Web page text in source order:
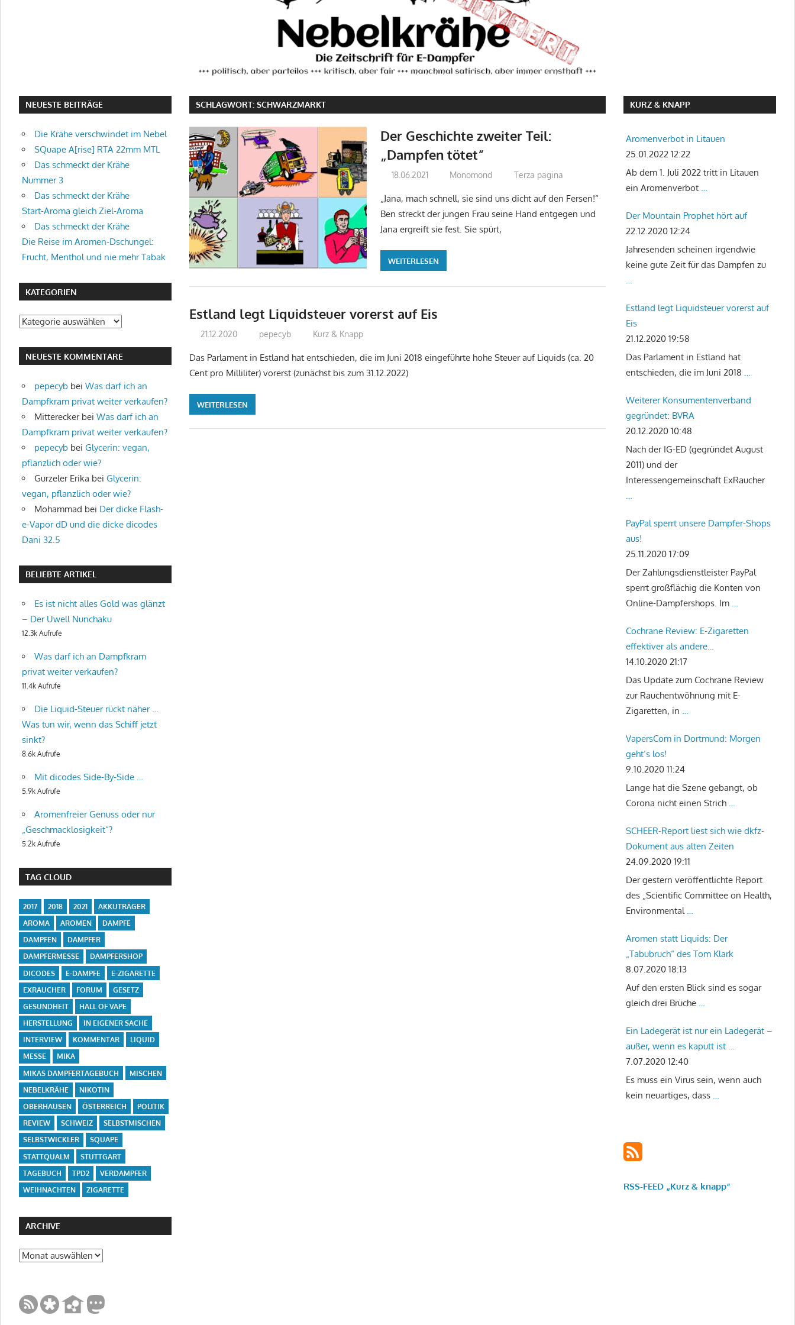
SCHLAGWORT:SCHWARZMARKT
Der Geschichte zweiter Teil:
„Dampfen tötet“
18.06.2021 Monomond Terza pagina
„Jana, mach schnell, sie sind uns dicht auf den Fersen!“
Ben streckt der jungen Frau seine Hand entgegen und
Jana ergreift sie fest. Sie spürt,
WEITERLESEN
Estland legt Liquidsteuer vorerst auf Eis
21.12.2020 pepecyb Kurz & Knapp
Das Parlament in Estland hat entschieden, die im Juni 2018 eingeführte hohe Steuer auf Liquids (ca. 20
Cent pro Milliliter) vorerst (zunächst bis zum 31.12.2022)
WEITERLESEN
NEUESTE BEITRÄGE
Die Krähe verschwindet im Nebel
SQuape A[rise] RTA 22mm MTL
Das schmeckt der Krähe
Nummer 3
Das schmeckt der Krähe
Start-Aroma gleich Ziel-Aroma
Das schmeckt der Krähe
Die Reise im Aromen-Dschungel:
Frucht, Menthol und nie mehr Tabak
KATEGORIEN
Kategorien
NEUESTE KOMMENTARE
pepecybbei Was darf ich an
Dampfkram privat weiter verkaufen?
Mittereckerbei Was darf ich an
Dampfkram privat weiter verkaufen?
pepecybbei Glycerin: vegan,
pflanzlich oder wie?
Gurzeler Erika bei Glycerin:
vegan, pflanzlich oder wie?
Mohammad bei Der dicke Flash-
e-Vapor dD und die dicke dicodes
Dani 32.5
BELIEBTE ARTIKEL
Es ist nicht alles Gold was glänzt
– Der Uwell Nunchaku
12.3k Aufrufe
Was darf ich an Dampfkram
privat weiter verkaufen?
11.4k Aufrufe
Die Liquid-Steuer rückt näher …
Was tun wir, wenn das Schiff jetzt
sinkt?
8.6k Aufrufe
Mit dicodes Side-By-Side …
5.9k Aufrufe
Aromenfreier Genuss oder nur
„Geschmacklosigkeit“?
5.2k Aufrufe
TAG CLOUD
2017 2018 2021
AKKUTRÄGER
AROMA
AROMEN
DAMPFE
DAMPFEN
DAMPFER
DAMPFERMESSE
DAMPFERSHOP
DICODES
E-DAMPFE
E-ZIGARETTE
EXRAUCHER
FORUM
GESETZ
GESUNDHEIT
HALL OF VAPE
HERSTELLUNG
IN EIGENER SACHE
INTERVIEW
KOMMENTAR
LIQUID
MESSE
MIKA
MIKAS DAMPFERTAGEBUCH
MISCHEN
NEBELKRÄHE
NIKOTIN
OBERHAUSEN
ÖSTERREICH
POLITIK
REVIEW
SCHWEIZ
SELBSTMISCHEN
SELBSTWICKLER
SQUAPE
STATTQUALM
STUTTGART
TAGEBUCH
TPD2
VERDAMPFER
WEIHNACHTEN
ZIGARETTE
ARCHIVE
Archive
KURZ & KNAPP
Aromenverbot in Litauen
25.01.2022 12:22
Ab dem 1. Juli 2022 tritt in Litauen
ein Aromenverbot …
Der Mountain Prophet hört auf
22.12.2020 12:24
Jahresenden scheinen irgendwie
keine gute Zeit für das Dampfen zu
…
Estland legt Liquidsteuer vorerst auf
Eis
21.12.2020 19:58
Das Parlament in Estland hat
entschieden, die im Juni 2018 …
Weiterer Konsumentenverband
gegründet: BVRA
20.12.2020 10:48
Nach der IG-ED (gegründet August
2011) und der
Interessengemeinschaft ExRaucher
…
PayPal sperrt unsere Dampfer-Shops
aus!
25.11.2020 17:09
Der Zahlungsdienstleister PayPal
sperrt großflächig die Konten von
Online-Dampfershops. Im …
Cochrane Review: E-Zigaretten
effektiver als andere
Rauchentwöhnungstherapien
14.10.2020 21:17
Das Update zum Cochrane Review
zur Rauchentwöhnung mit E-
Zigaretten, in …
VapersCom in Dortmund: Morgen
geht‘s los!
9.10.2020 11:24
Lange hat die Szene gebangt, ob
Corona nicht einen Strich …
SCHEER-Report liest sich wie dkfz-
Dokument aus alten Zeiten
24.09.2020 19:11
Der gestern veröffentlichte Report
des „Scientific Committee on Health,
Environmental …
Aromen statt Liquids: Der
„Tabubruch“ des Tom Klark
8.07.2020 18:13
Auf den ersten Blick sind es sogar
gleich drei Brüche …
Ein Ladegerät ist nur ein Ladegerät –
außer, wenn es kaputt ist …
7.07.2020 12:40
Es muss ein Virus sein, wenn auch
kein neuartiges, dass …
RSS-FEED „Kurz & knapp“